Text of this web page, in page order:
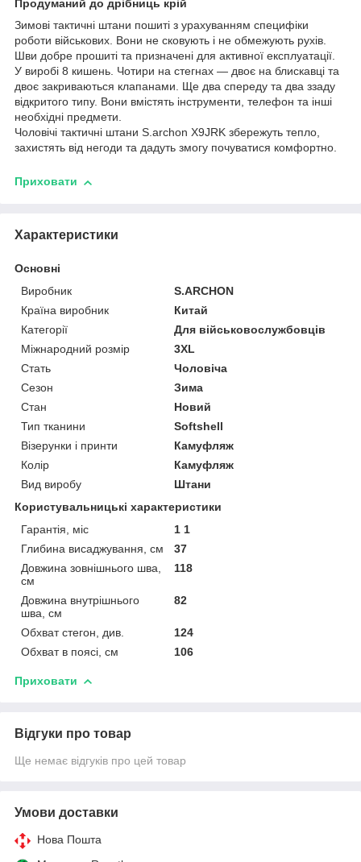
Продуманий до дрібниць крій
Зимові тактичні штани пошиті з урахуванням специфіки
роботи військових. Вони не сковують і не обмежують рухів.
Шви добре прошиті та призначені для активної експлуатації.
У виробі 8 кишень. Чотири на стегнах — двоє на блискавці та
двоє закриваються клапанами. Ще два спереду та два ззаду
відкритого типу. Вони вмістять інструменти, телефон та інші
необхідні предмети.
Чоловічі тактичні штани S.archon X9JRK збережуть тепло,
захистять від негоди та дадуть змогу почуватися комфортно.
Приховати
Характеристики
Основні
Виробник
S.ARCHON
Країна виробник
Китай
Категорії
Для військовослужбовців
Міжнародний розмір
3XL
Стать
Чоловіча
Сезон
Зима
Стан
Новий
Тип тканини
Softshell
Візерунки і принти
Камуфляж
Колір
Камуфляж
Вид виробу
Штани
Користувальницькі характеристики
Гарантія, міс
1 1
Глибина висаджування, см
37
Довжина зовнішнього шва,
см
118
Довжина внутрішнього
шва, см
82
Обхват стегон, див.
124
Обхват в поясі, см
106
Приховати
Відгуки про товар
Ще немає відгуків про цей товар
Умови доставки
Нова Пошта